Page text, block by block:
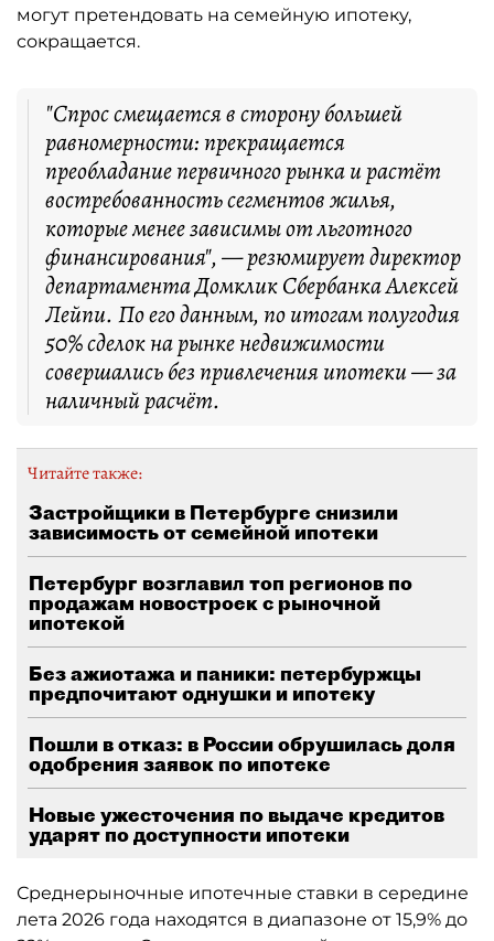
могут претендовать на семейную ипотеку,
сокращается.
"Спрос смещается в сторону большей
равномерности: прекращается
преобладание первичного рынка и растёт
востребованность сегментов жилья,
которые менее зависимы от льготного
финансирования", — резюмирует директор
департамента Домклик Сбербанка Алексей
Лейпи. По его данным, по итогам полугодия
50% сделок на рынке недвижимости
совершались без привлечения ипотеки — за
наличный расчёт.
Читайте также:
Застройщики в Петербурге снизили
зависимость от семейной ипотеки
Петербург возглавил топ регионов по
продажам новостроек с рыночной
ипотекой
Без ажиотажа и паники: петербуржцы
предпочитают однушки и ипотеку
Пошли в отказ: в России обрушилась доля
одобрения заявок по ипотеке
Новые ужесточения по выдаче кредитов
ударят по доступности ипотеки
Среднерыночные ипотечные ставки в середине
лета 2026 года находятся в диапазоне от 15,9% до